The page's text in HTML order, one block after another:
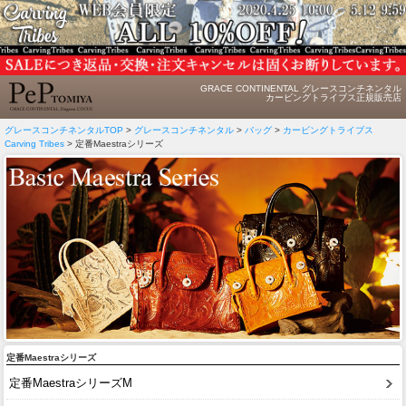
GRACE CONTINENTAL グレースコンチネンタル
カービングトライブス正規販売店
グレースコンチネンタルTOP > グレースコンチネンタル > バッグ > カービングトライブス
Carving Tribes > 定番Maestraシリーズ
定番Maestraシリーズ
定番MaestraシリーズM